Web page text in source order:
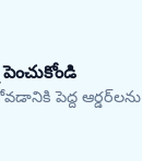
పెద్ద ఆర్డర్‌లను